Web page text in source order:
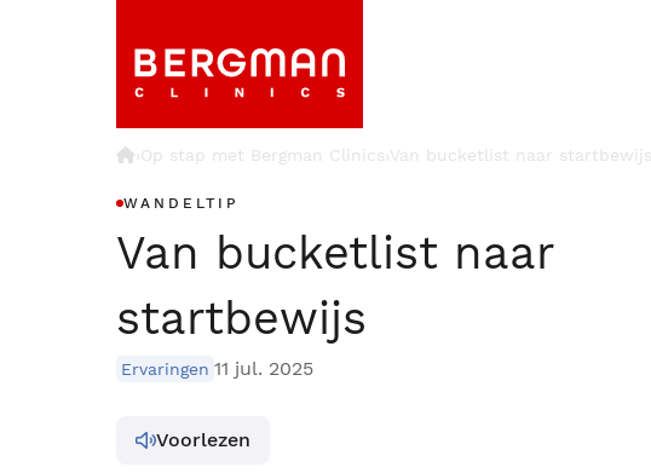
›Op stap met Bergman Clinics›Van bucketlist naar startbewijs
WANDELTIP
Van bucketlist naar
startbewijs
Ervaringen 11 jul. 2025
Voorlezen